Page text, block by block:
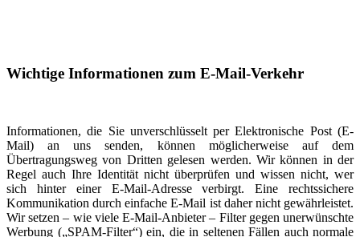
Wichtige Informationen zum E-Mail-Verkehr
Informationen, die Sie unverschlüsselt per Elektronische Post (E-
Mail) an uns senden, können möglicherweise auf dem
Übertragungsweg von Dritten gelesen werden. Wir können in der
Regel auch Ihre Identität nicht überprüfen und wissen nicht, wer
sich hinter einer E-Mail-Adresse verbirgt. Eine rechtssichere
Kommunikation durch einfache E-Mail ist daher nicht gewährleistet.
Wir setzen – wie viele E-Mail-Anbieter – Filter gegen unerwünschte
Werbung („SPAM-Filter“) ein, die in seltenen Fällen auch normale